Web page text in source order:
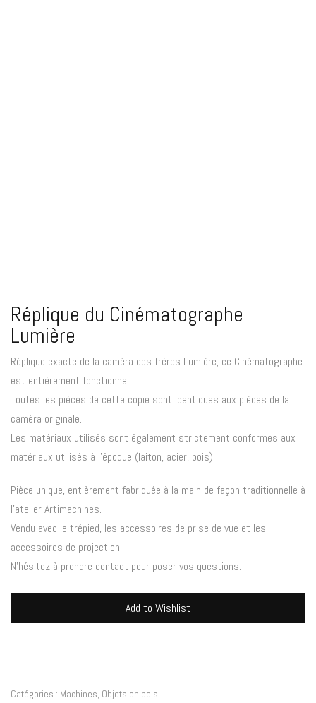
Réplique du Cinématographe
Lumière
Réplique exacte de la caméra des frères Lumière, ce Cinématographe
est entièrement fonctionnel.
Toutes les pièces de cette copie sont identiques aux pièces de la
caméra originale.
Les matériaux utilisés sont également strictement conformes aux
matériaux utilisés à l’époque (laiton, acier, bois).
Pièce unique, entièrement fabriquée à la main de façon traditionnelle à
l’atelier Artimachines.
Vendu avec le trépied, les accessoires de prise de vue et les
accessoires de projection.
N’hésitez à prendre contact pour poser vos questions.
Add to Wishlist
Catégories : Machines, Objets en bois